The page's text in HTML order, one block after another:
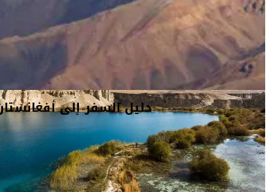
وإسلامية.